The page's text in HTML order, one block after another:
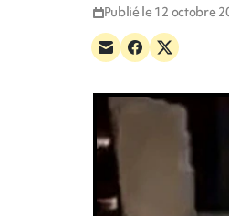
Publié le 12 octobre